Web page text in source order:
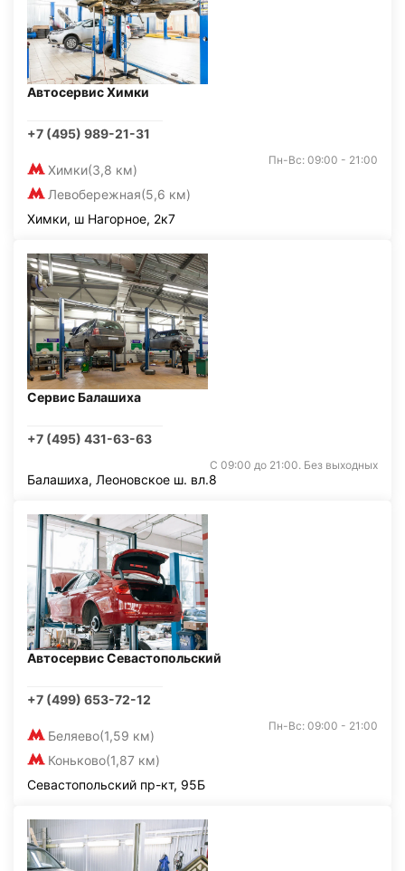
Автосервис Химки
+7 (495) 989-21-31
Химки(3,8 км)
Левобережная(5,6 км)
Пн-Вс: 09:00 - 21:00
Химки, ш Нагорное, 2к7
Сервис Балашиха
+7 (495) 431-63-63
С 09:00 до 21:00. Без выходных
Балашиха, Леоновское ш. вл.8
Автосервис Севастопольский
+7 (499) 653-72-12
Беляево(1,59 км)
Коньково(1,87 км)
Пн-Вс: 09:00 - 21:00
Севастопольский пр-кт, 95Б